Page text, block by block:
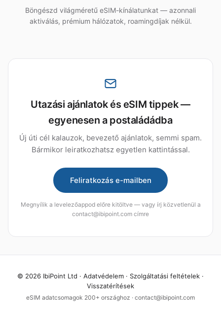
Böngészd világméretű eSIM-kínálatunkat — azonnali
aktiválás, prémium hálózatok, roamingdíjak nélkül.
Utazási ajánlatok és eSIM tippek —
egyenesen a postaládádba
Új úti cél kalauzok, bevezető ajánlatok, semmi spam.
Bármikor leiratkozhatsz egyetlen kattintással.
Feliratkozás e-mailben
Megnyílik a levelezőappod előre kitöltve — vagy írj közvetlenül a
contact@ibipoint.com címre
© 2026 IbiPoint Ltd · Adatvédelem · Szolgáltatási feltételek ·
Visszatérítések
eSIM adatcsomagok 200+ országhoz · contact@ibipoint.com